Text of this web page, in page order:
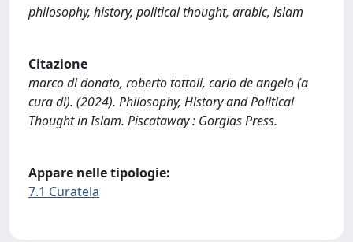
philosophy, history, political thought, arabic, islam
Citazione
marco di donato, roberto tottoli, carlo de angelo (a
cura di). (2024). Philosophy, History and Political
Thought in Islam. Piscataway : Gorgias Press.
Appare nelle tipologie:
7.1 Curatela